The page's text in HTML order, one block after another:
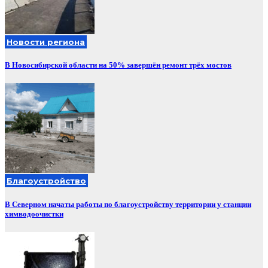
Новости региона
В Новосибирской области на 50% завершён ремонт трёх мостов
Благоустройство
В Северном начаты работы по благоустройству территории у станции
химводоочистки